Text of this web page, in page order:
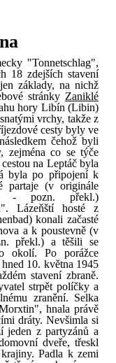
"Tonnetschlag",
18 zdejších stavení
základy, na nichž
stránky Zaniklé
hory Libín (Libin)
vrchy, takže z
cesty byly ve
čehož byli
zejména co se týče
na Leptáč byla
byla po připojení k
partaje (v originále
- pozn. překl.)
Lázeňští hosté z
konali začasté
a k poustevně (v
překl.) a těšili se
okolí. Po porážce
10. května 1945
stavení zbraně.
strpět políčky a
zranění. Selka
hnala právě
dráty. Nevšimla si
jeden z partyzánů a
dveře, třeskl
Padla k zemi